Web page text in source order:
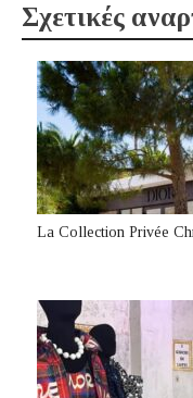
Σχετικές
La Collection Privée